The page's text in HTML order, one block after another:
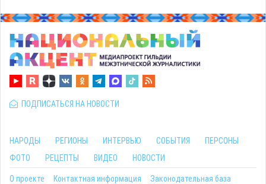
ПОДПИСАТЬСЯ НА НОВОСТИ
НАРОДЫ РЕГИОНЫ ИНТЕРВЬЮ СОБЫТИЯ
ПЕРСОНЫ
ФОТО
РЕЦЕПТЫ ВИДЕО НОВОСТИ
О проекте Контактная информация Законодательная база